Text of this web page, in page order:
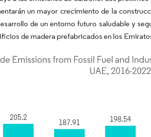
un mayor crecimiento de la
de un entorno futuro saludable y
de madera prefabricados en los